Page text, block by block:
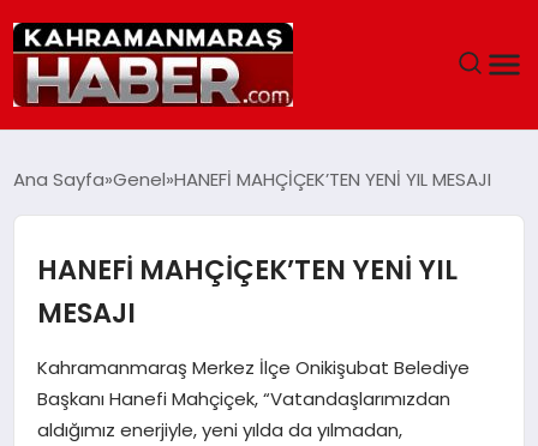
SIYASET
EĞITIM
SAĞLIK
Ana Sayfa Genel HANEFİ MAHÇİÇEK’TEN YENİ YIL MESAJI
HANEFİ MAHÇİÇEK’TEN YENİ YIL
MESAJI
Kahramanmaraş Merkez İlçe Onikişubat Belediye
Başkanı Hanefi Mahçiçek, “Vatandaşlarımızdan
aldığımız enerjiyle, yeni yılda da yılmadan,